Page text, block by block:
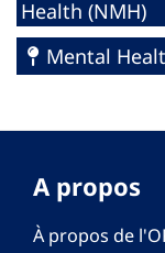
Health (NMH)
Mental
A propos
À propos de